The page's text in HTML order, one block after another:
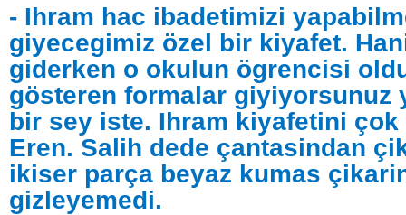
- Ihram hac ibadetimizi
giyecegimiz özel bir kiyafet.
giderken o okulun ögrencisi
gösteren formalar giyiyorsunuz
bir sey iste. Ihram kiyafetini
Eren. Salih dede çantasindan
ikiser parça beyaz kumas
gizleyemedi.